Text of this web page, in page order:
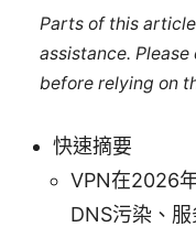
Parts of this
assistance.
before relying on
快速摘要
VPN在2026
DNS污染、